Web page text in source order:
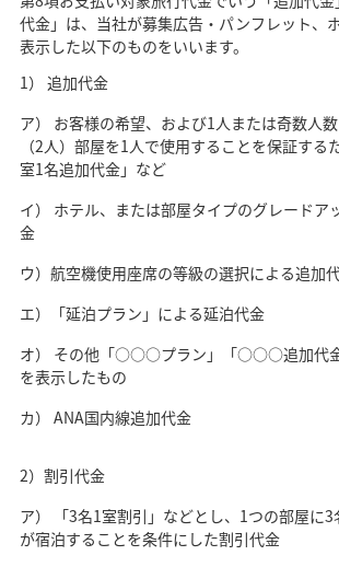
代金」は、当社が募集広告・パンフレット、
表示した以下のものをいいます。
1） 追加代金
ア） お客様の希望、および1人または奇数人
（2人）部屋を1人で使用することを保証する
室1名追加代金」など
イ） ホテル、または部屋タイプのグレードア
金
ウ）航空機使用座席の等級の選択による追加
エ）「延泊プラン」による延泊代金
オ） その他「○○○プラン」「○○○追加代
を表示したもの
カ） ANA国内線追加代金
2）割引代金
ア） 「3名1室割引」などとし、1つの部屋に
が宿泊することを条件にした割引代金